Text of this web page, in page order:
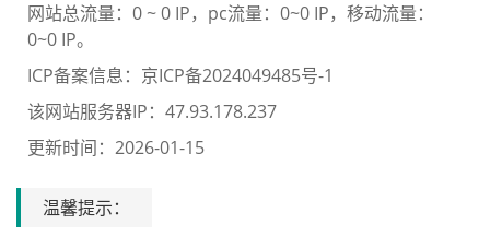
网站总流量： 0 ~ 0 IP，pc流量： 0~0 IP，移动流量：
0~0 IP。
ICP备案信息： 京ICP备2024049485号-1
该网站服务器IP：47.93.178.237
更新时间：2026-01-15
温馨提示：